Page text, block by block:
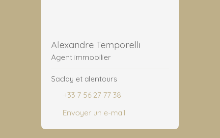
Alexandre Temporelli
Agent immobilier
Saclay et alentours
+33 7 56 27 77 38
Envoyer un e-mail